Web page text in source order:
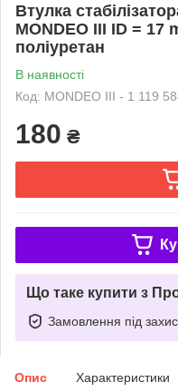
Втулка
MONDEO III ID = 17
поліуретан
В наявності
Код: MONDEO III - 1 119
180 ₴
Що таке купити з
Замовлення під
Опис Характеристики